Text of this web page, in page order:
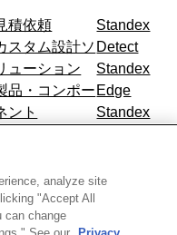
積依頼
スタム設計ソ
ューション
品・コンポー
ント
Standex
Detect
Standex
Edge
Standex
ー個人情報を販売しない
analyze site
"Accept All
can change